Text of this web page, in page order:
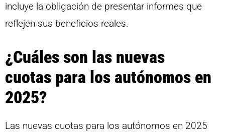
incluye la obligación de presentar informes que
reflejen sus beneficios reales.
¿Cuáles son las nuevas
cuotas para los autónomos en
2025?
Las nuevas cuotas para los autónomos en 2025